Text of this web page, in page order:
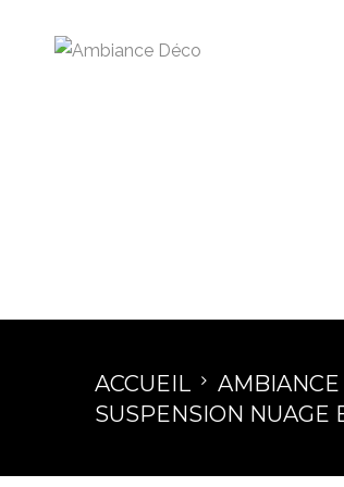
ACCUEIL AMBIANCE
SUSPENSION NUAGE